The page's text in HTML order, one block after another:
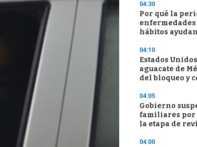
04:30
Por qué la
enfermedades
hábitos
04:10
Estados
aguacate de
del bloqueo y
04:05
Gobierno
familiares por
la etapa de
04:00